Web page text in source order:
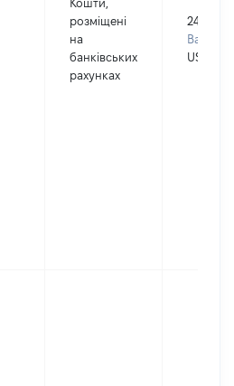
Кошти,
розміщені
на
банківських
рахунках
2426
Валюта:
USD